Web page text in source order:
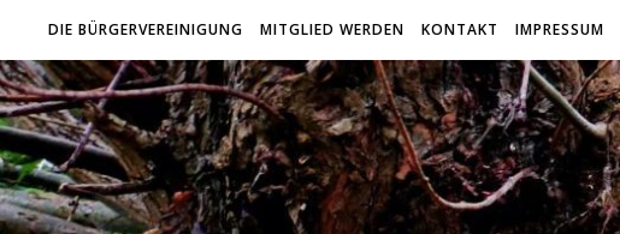
DIE BÜRGERVEREINIGUNG MITGLIED WERDEN KONTAKT IMPRESSUM